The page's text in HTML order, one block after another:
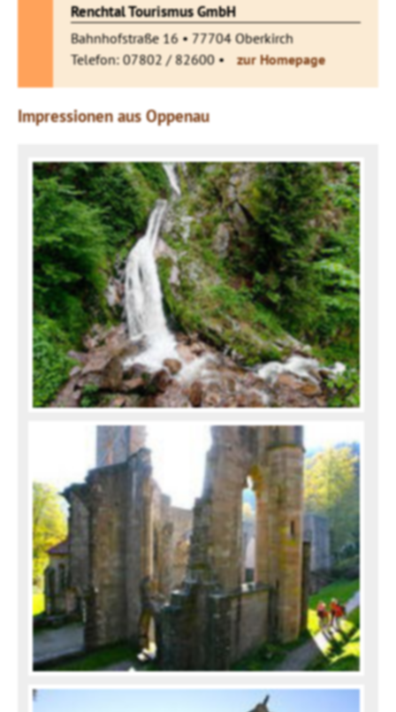
Renchtal Tourismus GmbH
Bahnhofstraße 16 • 77704 Oberkirch
Telefon: 07802 / 82600 •
zur Homepage
Impressionen aus Oppenau